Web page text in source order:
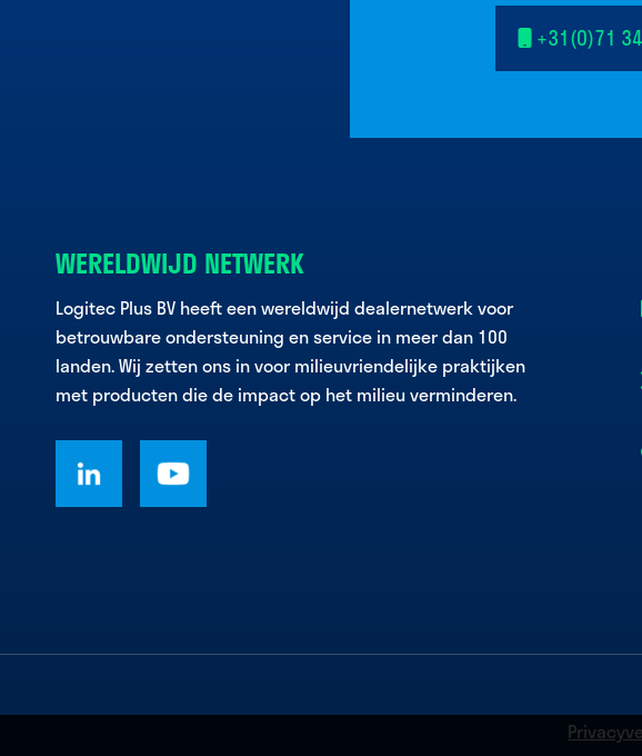
+31(0)71
WERELDWIJD NETWERK
Logitec Plus BV heeft een wereldwijd dealernetwerk voor
betrouwbare ondersteuning en service in meer dan 100
landen. Wij zetten ons in voor milieuvriendelijke praktijken
met producten die de impact op het milieu verminderen.